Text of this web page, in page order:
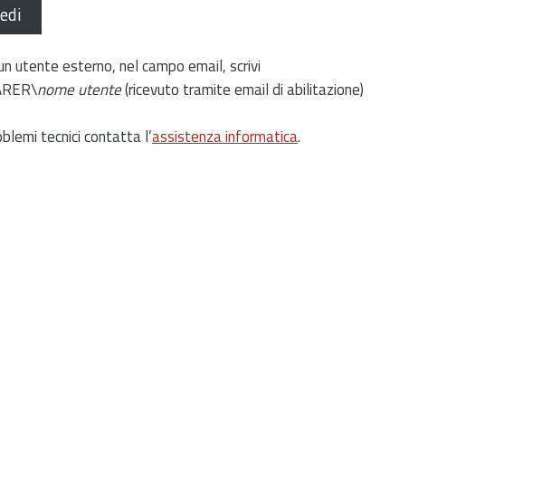
utente esterno, nel campo email, scrivi
nome utente(ricevuto tramite email di abilitazione)
tecnici contatta l’assistenza informatica.